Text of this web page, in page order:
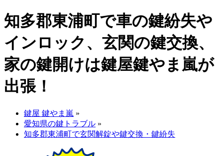
知多郡東浦町で車の鍵紛失や
インロック、玄関の鍵交換、
家の鍵開けは鍵屋鍵やま嵐が
出張！
鍵屋 鍵やま嵐 »
愛知県の鍵トラブル »
知多郡東浦町で玄関解錠や鍵交換・鍵紛失